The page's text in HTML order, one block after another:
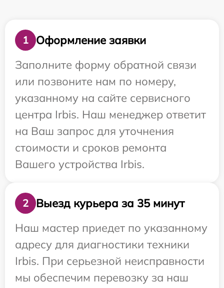
1
Оформление заявки
Заполните форму обратной связи
или позвоните нам по номеру,
указанному на сайте сервисного
центра Irbis. Наш менеджер ответит
на Ваш запрос для уточнения
стоимости и сроков ремонта
Вашего устройства Irbis.
2
Выезд курьера за 35 минут
Наш мастер приедет по указанному
адресу для диагностики техники
Irbis. При серьезной неисправности
мы обеспечим перевозку за наш